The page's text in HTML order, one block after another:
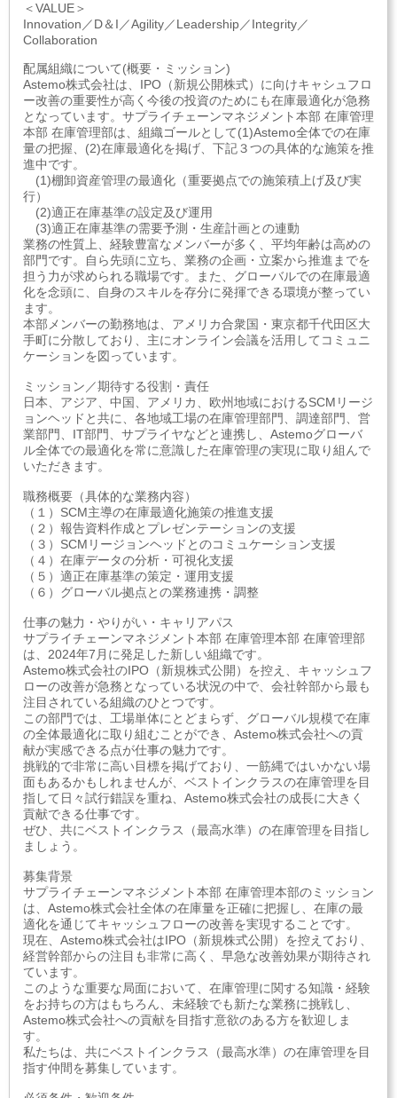
＜VALUE＞
Innovation／D＆I／Agility／Leadership／Integrity／
Collaboration
配属組織について(概要・ミッション)
Astemo株式会社は、IPO（新規公開株式）に向けキャシュフロ
ー改善の重要性が高く今後の投資のためにも在庫最適化が急務
となっています。サプライチェーンマネジメント本部 在庫管理
本部 在庫管理部は、組織ゴールとして(1)Astemo全体での在庫
量の把握、(2)在庫最適化を掲げ、下記３つの具体的な施策を推
進中です。
(1)棚卸資産管理の最適化（重要拠点での施策積上げ及び実
行）
(2)適正在庫基準の設定及び運用
(3)適正在庫基準の需要予測・生産計画との連動
業務の性質上、経験豊富なメンバーが多く、平均年齢は高めの
部門です。自ら先頭に立ち、業務の企画・立案から推進までを
担う力が求められる職場です。また、グローバルでの在庫最適
化を念頭に、自身のスキルを存分に発揮できる環境が整ってい
ます。
本部メンバーの勤務地は、アメリカ合衆国・東京都千代田区大
手町に分散しており、主にオンライン会議を活用してコミュニ
ケーションを図っています。
ミッション／期待する役割・責任
日本、アジア、中国、アメリカ、欧州地域におけるSCMリージ
ョンヘッドと共に、各地域工場の在庫管理部門、調達部門、営
業部門、IT部門、サプライヤなどと連携し、Astemoグローバ
ル全体での最適化を常に意識した在庫管理の実現に取り組んで
いただきます。
職務概要（具体的な業務内容）
（１）SCM主導の在庫最適化施策の推進支援
（２）報告資料作成とプレゼンテーションの支援
（３）SCMリージョンヘッドとのコミュケーション支援
（４）在庫データの分析・可視化支援
（５）適正在庫基準の策定・運用支援
（６）グローバル拠点との業務連携・調整
仕事の魅力・やりがい・キャリアパス
サプライチェーンマネジメント本部 在庫管理本部 在庫管理部
は、2024年7月に発足した新しい組織です。
Astemo株式会社のIPO（新規株式公開）を控え、キャッシュフ
ローの改善が急務となっている状況の中で、会社幹部から最も
注目されている組織のひとつです。
この部門では、工場単体にとどまらず、グローバル規模で在庫
の全体最適化に取り組むことができ、Astemo株式会社への貢
献が実感できる点が仕事の魅力です。
挑戦的で非常に高い目標を掲げており、一筋縄ではいかない場
面もあるかもしれませんが、ベストインクラスの在庫管理を目
指して日々試行錯誤を重ね、Astemo株式会社の成長に大きく
貢献できる仕事です。
ぜひ、共にベストインクラス（最高水準）の在庫管理を目指し
ましょう。
募集背景
サプライチェーンマネジメント本部 在庫管理本部のミッション
は、Astemo株式会社全体の在庫量を正確に把握し、在庫の最
適化を通じてキャッシュフローの改善を実現することです。
現在、Astemo株式会社はIPO（新規株式公開）を控えており、
経営幹部からの注目も非常に高く、早急な改善効果が期待され
ています。
このような重要な局面において、在庫管理に関する知識・経験
をお持ちの方はもちろん、未経験でも新たな業務に挑戦し、
Astemo株式会社への貢献を目指す意欲のある方を歓迎しま
す。
私たちは、共にベストインクラス（最高水準）の在庫管理を目
指す仲間を募集しています。